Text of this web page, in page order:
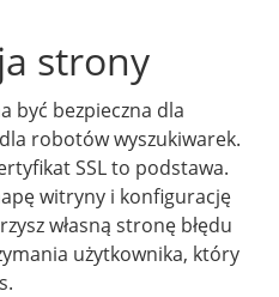
strony
być bezpieczna dla
robotów wyszukiwarek.
SSL to podstawa.
witryny i konfigurację
własną stronę błędu
użytkownika, który